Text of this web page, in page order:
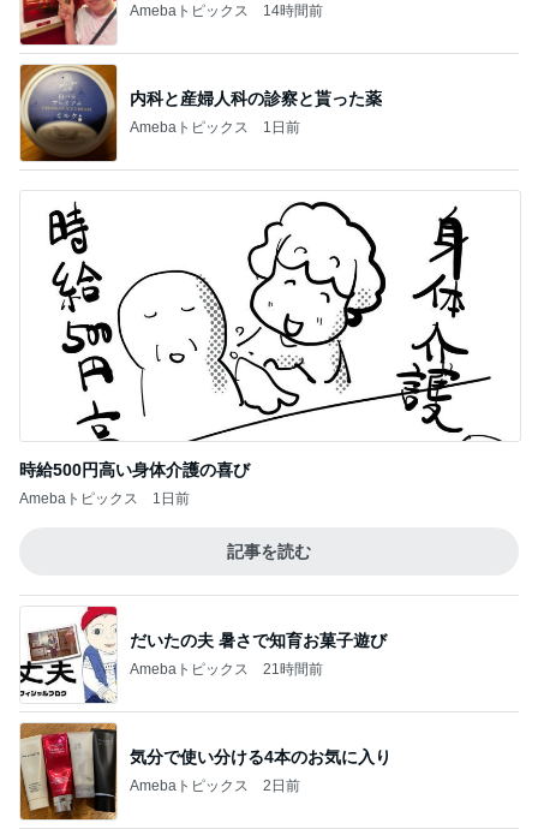
Amebaトピックス 14時間前
内科と産婦人科の診察と貰った薬
Amebaトピックス 1日前
時給500円高い身体介護の喜び
Amebaトピックス 1日前
記事を読む
だいたの夫 暑さで知育お菓子遊び
Amebaトピックス 21時間前
気分で使い分ける4本のお気に入り
Amebaトピックス 2日前